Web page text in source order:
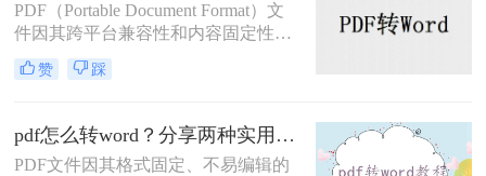
PDF（Portable Document Format）文
件因其跨平台兼容性和内容固定性而
广受欢迎，但在某些情况下，我们可
能需要将PDF文件转换为Word文档以
转换成word呢？本文将介绍两种PDF
转换成Word的方法。
赞 踩
pdf怎么转word？分享两种实用方法！
PDF文件因其格式固定、不易编辑的